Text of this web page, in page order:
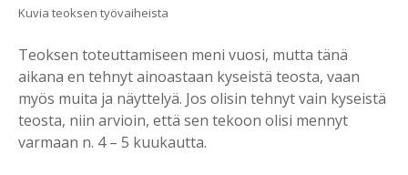
Kuvia teoksen työvaiheista
Teoksen toteuttamiseen meni vuosi, mutta tänä
aikana en tehnyt ainoastaan kyseistä teosta, vaan
myös muita ja näyttelyä. Jos olisin tehnyt vain kyseistä
teosta, niin arvioin, että sen tekoon olisi mennyt
varmaan n. 4 – 5 kuukautta.